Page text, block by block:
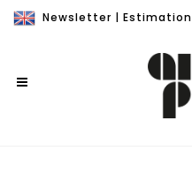
Newsletter | Estimation